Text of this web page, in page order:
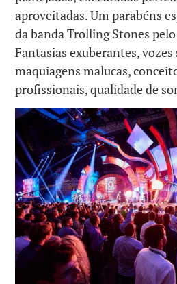
aproveitadas. Um parabéns
da banda Trolling Stones
Fantasias exuberantes,
maquiagens malucas,
profissionais, qualidade de